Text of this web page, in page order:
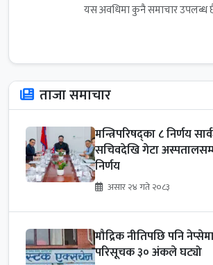
यस अवधिमा कुनै समाचार उपलब्ध
ताजा समाचार
मन्त्रिपरिषद्का ८ निर्णय
सचिवदेखि गेटा
निर्णय
असार २४ गते २०८३
मौद्रिक नीतिपछि पनि
परिसूचक ३० अंकले घट्यो